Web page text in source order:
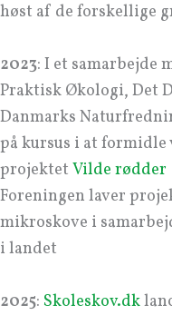
høst af de forskellige
2023: I et samarbejde
Praktisk Økologi, Det
Danmarks
på kursus i at
projektet Vilde rødder
Foreningen laver
mikroskove i
i landet
2025: Skoleskov.dk